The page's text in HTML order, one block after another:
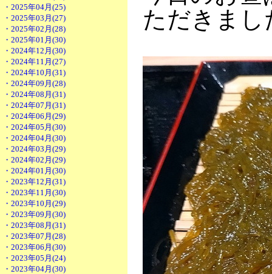
・2025年04月(25)
・2025年03月(27)
・2025年02月(28)
・2025年01月(30)
・2024年12月(30)
・2024年11月(27)
・2024年10月(31)
・2024年09月(28)
・2024年08月(31)
・2024年07月(31)
・2024年06月(29)
・2024年05月(30)
・2024年04月(30)
・2024年03月(29)
・2024年02月(29)
・2024年01月(30)
・2023年12月(31)
・2023年11月(30)
・2023年10月(29)
・2023年09月(30)
・2023年08月(31)
・2023年07月(28)
・2023年06月(30)
・2023年05月(24)
・2023年04月(30)
ただきまし